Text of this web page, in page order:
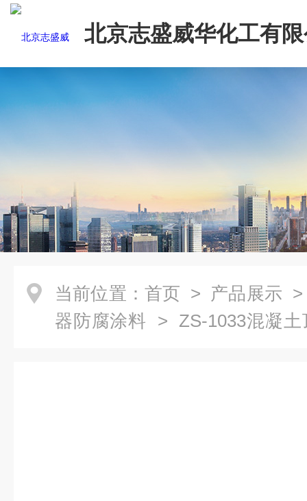
北京志盛威华化工有
当前位置： 首页 > 产品展示
器防腐涂料 > ZS-1033混凝